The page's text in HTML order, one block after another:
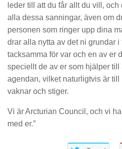
leder till att du får allt du vill,
alla dessa sanningar, även om
personen som ringer upp dina
drar alla nytta av det ni grundar i
tacksamma för var och en av er
speciellt de av er som hjälper till
agendan, vilket naturligtvis är
vaknar och stiger.
Vi är Arcturian Council, och vi
med er.”